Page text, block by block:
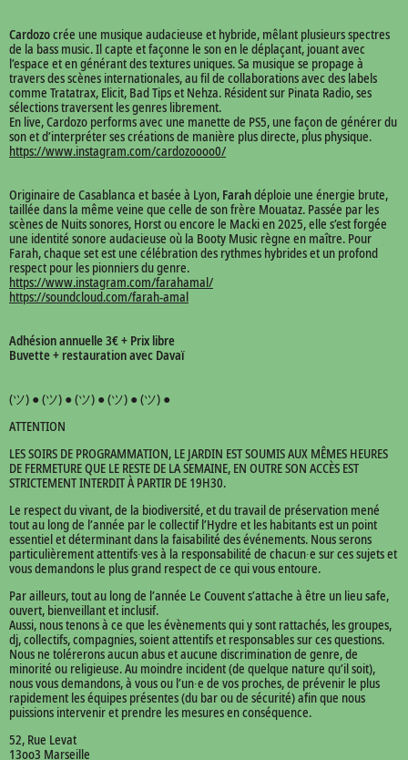
Cardozocrée une musique audacieuse et hybride, mêlant plusieurs spectres
de la bass music. Il capte et façonne le son en le déplaçant, jouant avec
l’espace et en générant des textures uniques. Sa musique se propage à
travers des scènes internationales, au fil de collaborations avec des labels
comme Tratatrax, Elicit, Bad Tips et Nehza. Résident sur Pinata Radio, ses
sélections traversent les genres librement.
En live, Cardozo performs avec une manette de PS5, une façon de générer du
son et d’interpréter ses créations de manière plus directe, plus physique.
https://www.instagram.com/cardozoooo0/
Originaire de Casablanca et basée à Lyon, Farahdéploie une énergie brute,
taillée dans la même veine que celle de son frère Mouataz. Passée par les
scènes de Nuits sonores, Horst ou encore le Macki en 2025, elle s’est forgée
une identité sonore audacieuse où la Booty Music règne en maître. Pour
Farah, chaque set est une célébration des rythmes hybrides et un profond
respect pour les pionniers du genre.
https://www.instagram.com/farahamal/
https://soundcloud.com/farah-amal
Adhésion annuelle 3€ + Prix libre
Buvette + restauration avec Davaï
(ツ) ● (ツ) ● (ツ) ● (ツ) ● (ツ) ●
ATTENTION
LES SOIRS DE PROGRAMMATION, LE JARDIN EST SOUMIS AUX MÊMES HEURES
DE FERMETURE QUE LE RESTE DE LA SEMAINE, EN OUTRE SON ACCÈS EST
STRICTEMENT INTERDIT À PARTIR DE 19H30.
Le respect du vivant, de la biodiversité, et du travail de préservation mené
tout au long de l’année par le collectif l’Hydre et les habitants est un point
essentiel et déterminant dans la faisabilité des événements. Nous serons
particulièrement attentifs∙ves à la responsabilité de chacun∙e sur ces sujets et
vous demandons le plus grand respect de ce qui vous entoure.
Par ailleurs, tout au long de l’année Le Couvent s’attache à être un lieu safe,
ouvert, bienveillant et inclusif.
Aussi, nous tenons à ce que les évènements qui y sont rattachés, les groupes,
dj, collectifs, compagnies, soient attentifs et responsables sur ces questions.
Nous ne tolérerons aucun abus et aucune discrimination de genre, de
minorité ou religieuse. Au moindre incident (de quelque nature qu’il soit),
nous vous demandons, à vous ou l’un∙e de vos proches, de prévenir le plus
rapidement les équipes présentes (du bar ou de sécurité) afin que nous
puissions intervenir et prendre les mesures en conséquence.
52, Rue Levat
13oo3 Marseille